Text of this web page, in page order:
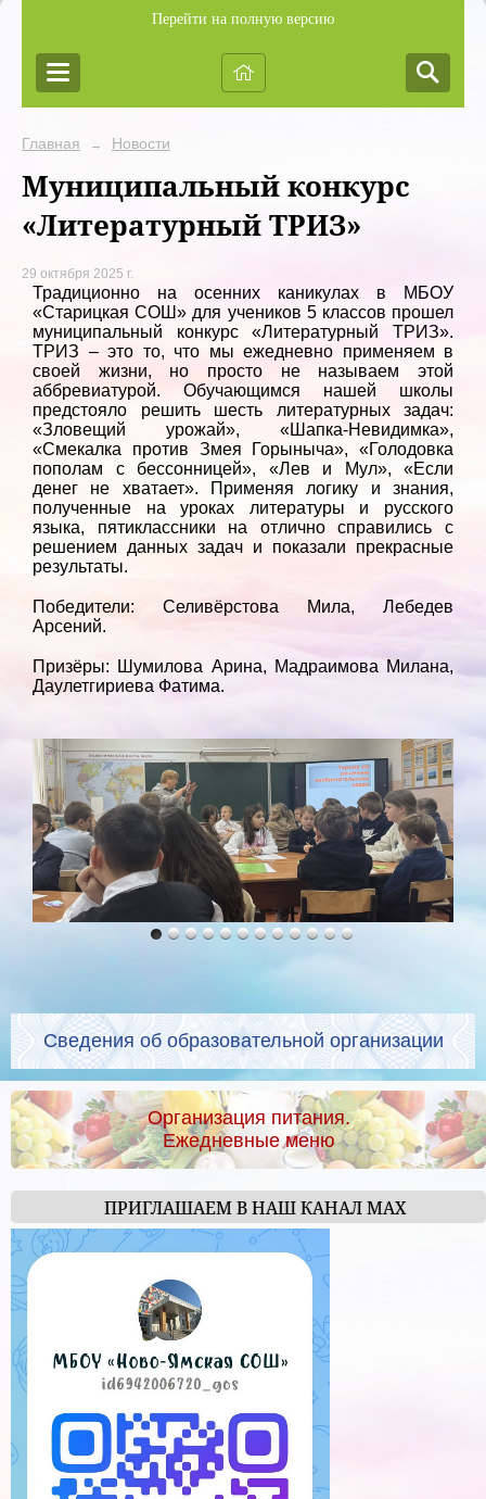
Перейти на полную версию
Главная → Новости
Муниципальный конкурс
«Литературный ТРИЗ»
29 октября 2025 г.
Традиционно на осенних каникулах в МБОУ
«Старицкая СОШ» для учеников 5 классов прошел
муниципальный конкурс «Литературный ТРИЗ».
ТРИЗ – это то, что мы ежедневно применяем в
своей жизни, но просто не называем этой
аббревиатурой. Обучающимся нашей школы
предстояло решить шесть литературных задач:
«Зловещий урожай», «Шапка-Невидимка»,
«Смекалка против Змея Горыныча», «Голодовка
пополам с бессонницей», «Лев и Мул», «Если
денег не хватает». Применяя логику и знания,
полученные на уроках литературы и русского
языка, пятиклассники на отлично справились с
решением данных задач и показали прекрасные
результаты.
Победители: Селивёрстова Мила, Лебедев
Арсений.
Призёры: Шумилова Арина, Мадраимова Милана,
Даулетгириева Фатима.
Сведения об образовательной организации
Организация питания.
Ежедневные меню
ПРИГЛАШАЕМ В НАШ КАНАЛ МАХ